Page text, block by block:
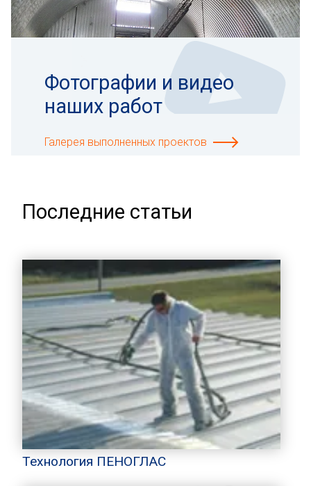
Фотографии и видео
наших работ
Галерея выполненных проектов
Последние статьи
Технология ПЕНОГЛАС